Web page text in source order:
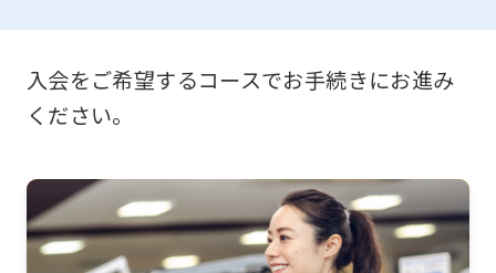
入会をご希望するコースでお手続きにお進み
ください。
foreigners
official
website
is